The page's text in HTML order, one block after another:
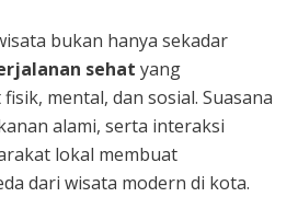
bukan hanya sekadar
sehat yang
mental, dan sosial. Suasana
alami, serta interaksi
lokal membuat
dari wisata modern di kota.